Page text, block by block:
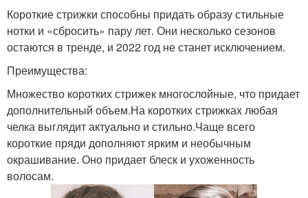
Короткие стрижки способны придать образу стильные
нотки и «сбросить» пару лет. Они несколько сезонов
остаются в тренде, и 2022 год не станет исключением.
Преимущества:
Множество коротких стрижек многослойные, что придает
дополнительный объем.На коротких стрижках любая
челка выглядит актуально и стильно.Чаще всего
короткие пряди дополняют ярким и необычным
окрашивание. Оно придает блеск и ухоженность
волосам.